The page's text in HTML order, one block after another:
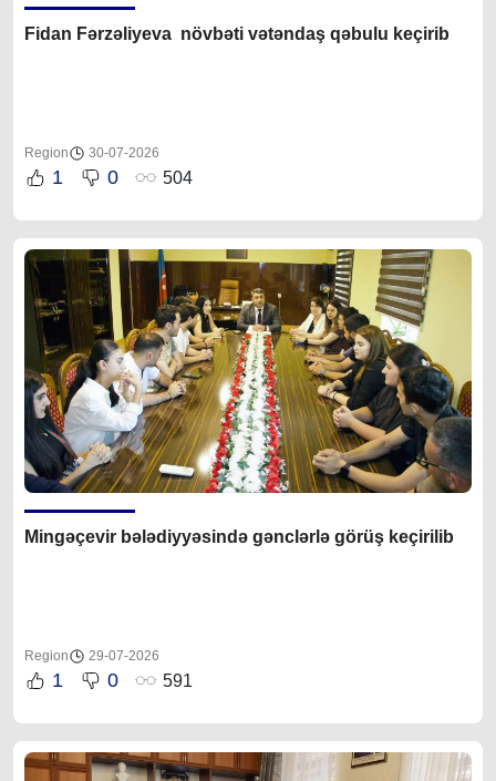
Fidan Fərzəliyeva növbəti vətəndaş qəbulu keçirib
Region 30-07-2026
1 0 504
Mingəçevir bələdiyyəsində gənclərlə görüş keçirilib
Region 29-07-2026
1 0 591